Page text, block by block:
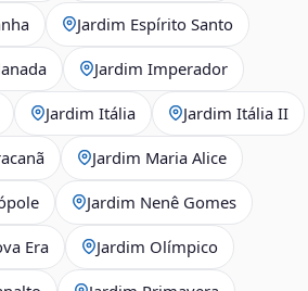
Jardim Espírito Santo
Jardim Imperador
Jardim Itália Jardim Itália II
Jardim Maria Alice
Jardim Nenê Gomes
Era Jardim Olímpico